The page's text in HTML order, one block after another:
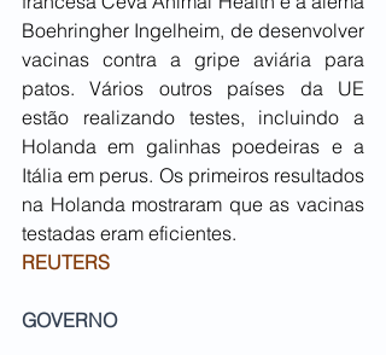
Boehringher Ingelheim, de desenvolver
vacinas contra a gripe aviária para
patos. Vários outros países da UE
estão realizando testes, incluindo a
Holanda em galinhas poedeiras e a
Itália em perus. Os primeiros resultados
na Holanda mostraram que as vacinas
testadas eram eficientes.
REUTERS
GOVERNO